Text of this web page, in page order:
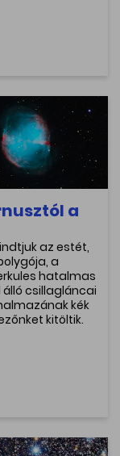
a
az estét,
a
hatalmas
csillagláncai
kék
kitöltik.